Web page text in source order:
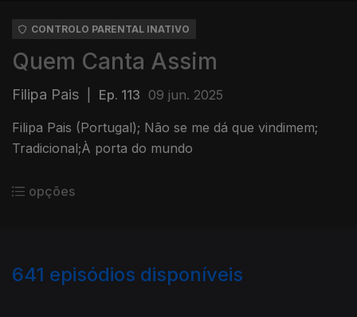
CONTROLO PARENTAL INATIVO
Quem Canta Assim
Filipa Pais Ep. 113 09 jun. 2025
Filipa Pais (Portugal); Não se me dá que vindimem;
Tradicional;À porta do mundo
opções
641 episódios disponíveis